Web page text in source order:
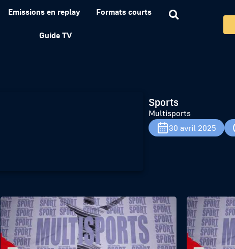
Emissions en replay Formats courts
Guide TV
Sports
Multisports
30 avril 2025